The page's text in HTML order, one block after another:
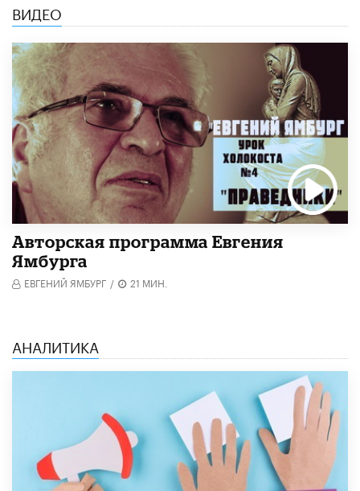
ВИДЕО
Авторская программа Евгения
Ямбурга
ЕВГЕНИЙ ЯМБУРГ / 21 МИН.
АНАЛИТИКА